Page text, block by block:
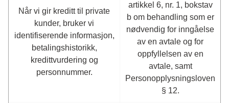
Når vi gir kreditt til private
kunder, bruker vi
identifiserende informasjon,
betalingshistorikk,
kredittvurdering og
personnummer.
artikkel 6, nr. 1, bokstav
b om behandling som er
nødvendig for inngåelse
av en avtale og for
oppfyllelsen av en
avtale, samt
Personopplysningsloven
§ 12.